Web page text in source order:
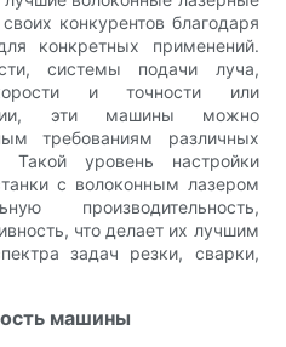
конкурентов благодаря
конкретных применений.
системы подачи луча,
и точности или
эти машины можно
требованиям различных
уровень настройки
с волоконным лазером
производительность,
что делает их лучшим
задач резки, сварки,
машины